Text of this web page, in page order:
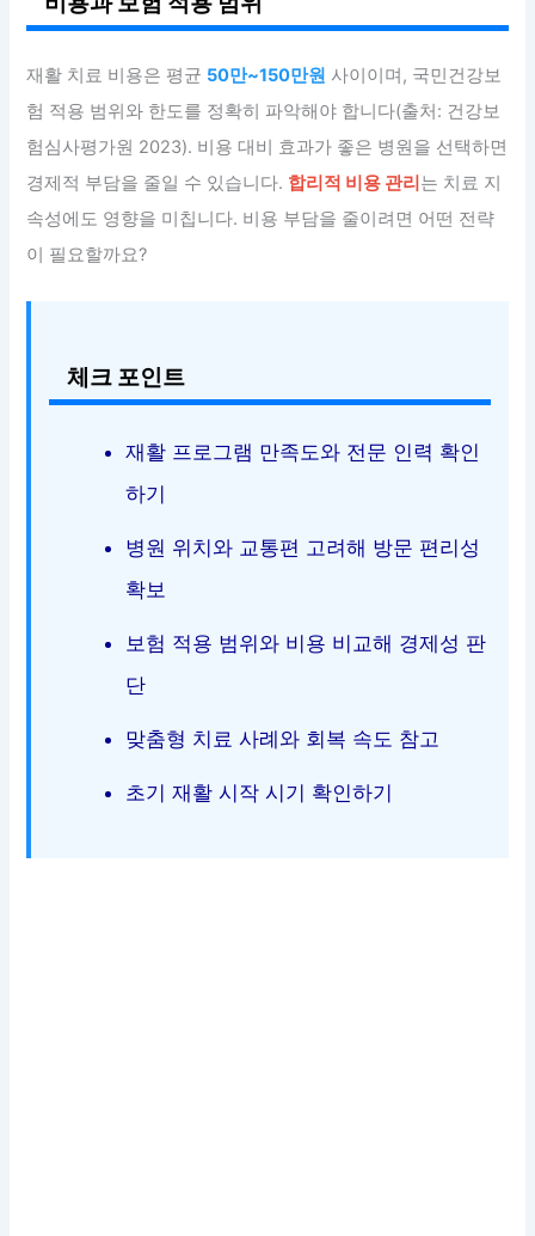
재활 치료 비용은 평균 50만~150만원 사이이며, 국민건강보
험 적용 범위와 한도를 정확히 파악해야 합니다(출처: 건강보
험심사평가원 2023). 비용 대비 효과가 좋은 병원을 선택하면
경제적 부담을 줄일 수 있습니다. 합리적 비용 관리는 치료 지
속성에도 영향을 미칩니다. 비용 부담을 줄이려면 어떤 전략
이 필요할까요?
체크 포인트
재활 프로그램 만족도와 전문 인력 확인
하기
병원 위치와 교통편 고려해 방문 편리성
확보
보험 적용 범위와 비용 비교해 경제성 판
단
맞춤형 치료 사례와 회복 속도 참고
초기 재활 시작 시기 확인하기